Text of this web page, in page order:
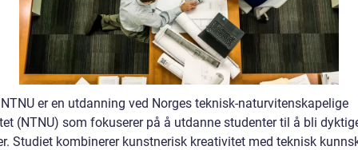
er en utdanning ved Norges teknisk-naturvitenskapelige
(NTNU) som fokuserer på å utdanne studenter til å bli
Studiet kombinerer kunstnerisk kreativitet med teknisk